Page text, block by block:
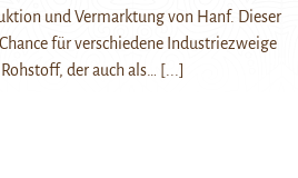
und Vermarktung von Hanf. Dieser
für verschiedene Industriezweige
der auch als…
[...]